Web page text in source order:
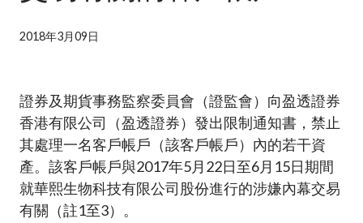
加入本會
2018年3月09日
證券及期貨事務監察委員會（證監會）向盈透證券
香港有限公司（盈透證券）發出限制通知書，禁止
其處理一名客戶帳戶（該客戶帳戶）內的若干資
產。該客戶帳戶與2017年5月22日至6月15日期間
就華熙生物科技有限公司股份進行的涉嫌內幕交易
有關（註1至3）。